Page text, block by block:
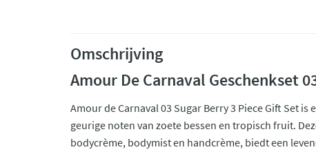
Omschrijving
Amour De Carnaval Geschenkset
Amour de Carnaval 03 Sugar Berry 3 Piece Gift Set is
geurige noten van zoete bessen en tropisch fruit.
bodycrème, bodymist en handcrème, biedt een